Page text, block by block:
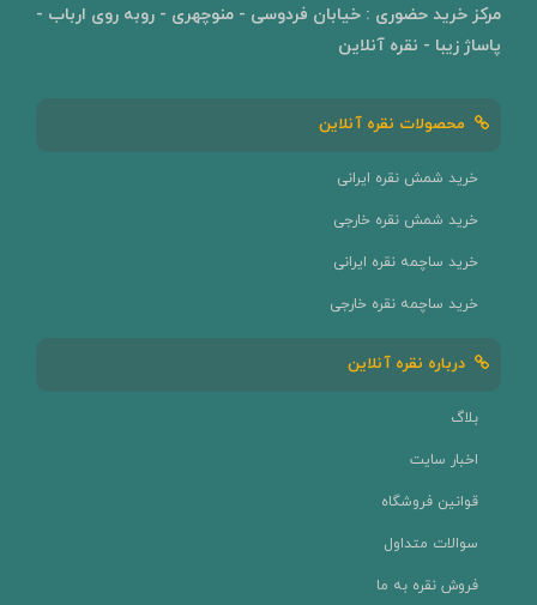
مرکز خرید حضوری : خیابان فردوسی - منوچهری - روبه روی ارباب -
پاساژ زیبا - نقره آنلاین
محصولات نقره آنلاین
خرید شمش نقره ایرانی
خرید شمش نقره خارجی
خرید ساچمه نقره ایرانی
خرید ساچمه نقره خارجی
درباره نقره آنلاین
بلاگ
اخبار سایت
قوانین فروشگاه
سوالات متداول
فروش نقره به ما